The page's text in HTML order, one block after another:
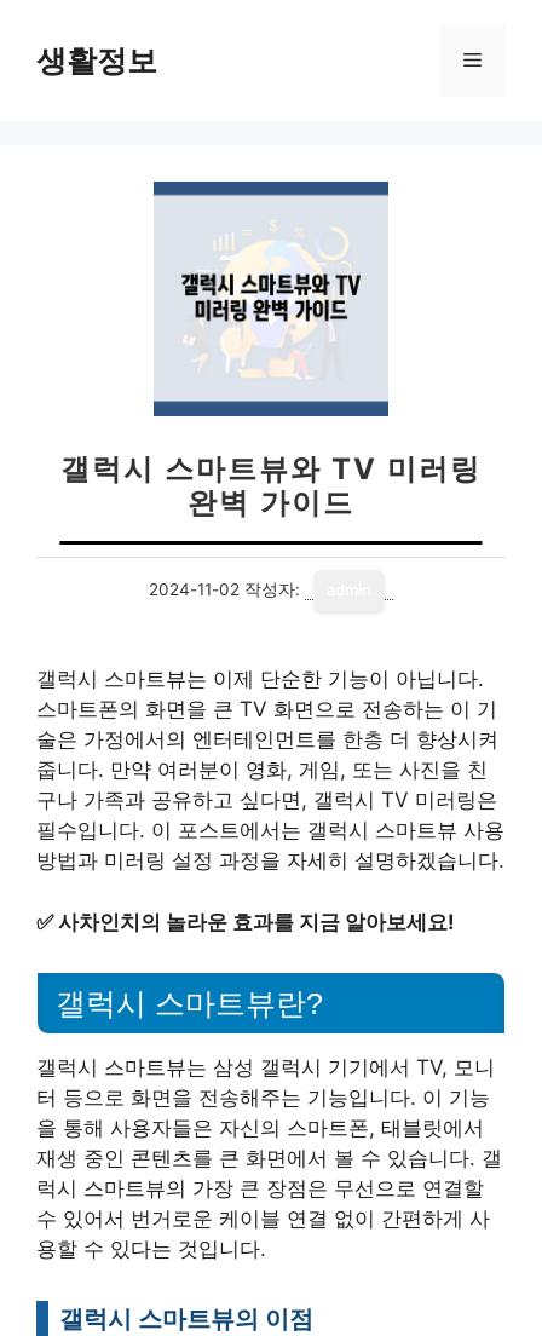
생활정보 메
갤럭시 스마트뷰와 TV 미러링
완벽 가이드
2024-11-02 작성자:
갤럭시 스마트뷰는 이제 단순한 기능이 아닙니다.
스마트폰의 화면을 큰 TV 화면으로 전송하는 이 기
술은 가정에서의 엔터테인먼트를 한층 더 향상시켜
줍니다. 만약 여러분이 영화, 게임, 또는 사진을 친
구나 가족과 공유하고 싶다면, 갤럭시 TV 미러링은
필수입니다. 이 포스트에서는 갤럭시 스마트뷰 사용
방법과 미러링 설정 과정을 자세히 설명하겠습니다.
✅사차인치의 놀라운 효과를 지금 알아보세요!
갤럭시 스마트뷰란?
갤럭시 스마트뷰는 삼성 갤럭시 기기에서 TV, 모니
터 등으로 화면을 전송해주는 기능입니다. 이 기능
을 통해 사용자들은 자신의 스마트폰, 태블릿에서
재생 중인 콘텐츠를 큰 화면에서 볼 수 있습니다. 갤
럭시 스마트뷰의 가장 큰 장점은 무선으로 연결할
수 있어서 번거로운 케이블 연결 없이 간편하게 사
용할 수 있다는 것입니다.
갤럭시 스마트뷰의 이점